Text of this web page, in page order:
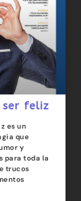
ser feliz
es un
que
y
para toda la
trucos